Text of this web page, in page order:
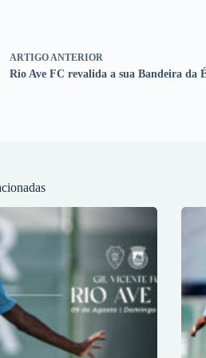
ARTIGO ANTERIOR
Rio Ave FC revalida a sua Bandeira da